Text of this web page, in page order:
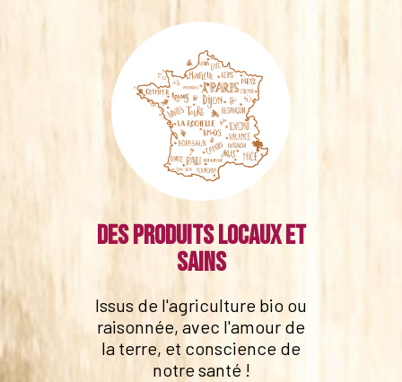
Des produits locaux et
sains
Issus de l'agriculture bio ou
raisonnée, avec l'amour de
la terre, et conscience de
notre santé !